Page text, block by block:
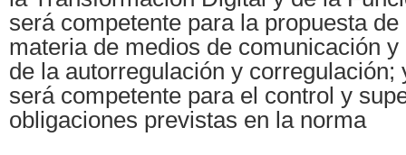
será competente para la propuesta
materia de medios de comunicación
de la autorregulación y corregulación;
será competente para el control y
obligaciones previstas en la norma